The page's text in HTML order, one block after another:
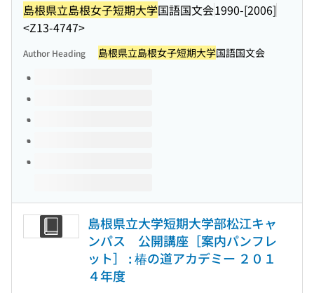
島根県立島根女子短期大学国語国文会1990-[2006]
<Z13-4747>
Author Heading 島根県立島根女子短期大学国語国文会
Volumes of this title
島根県立大学短期大学部松江キャ
ンパス 公開講座［案内パンフレ
ット］ : 椿の道アカデミー ２０１
４年度